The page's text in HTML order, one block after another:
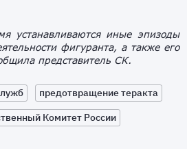
устанавливаются иные эпизоды
фигуранта, а также его
представитель СК.
предотвращение теракта
Комитет России